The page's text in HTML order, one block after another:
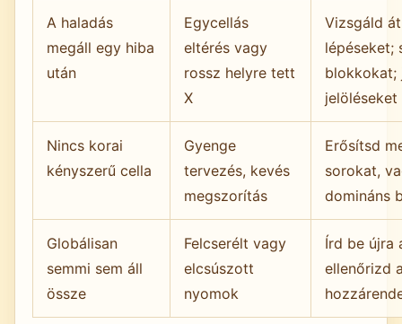
A haladás
megáll egy hiba
után
Egycellás
eltérés vagy
rossz helyre tett
X
Vizsgáld
lépéseket;
blokkokat;
jelöléseket
Nincs korai
kényszerű cella
Gyenge
tervezés, kevés
megszorítás
Erősítsd
sorokat,
domináns
Globálisan
semmi sem áll
össze
Felcserélt vagy
elcsúszott
nyomok
Írd be újra
ellenőrizd